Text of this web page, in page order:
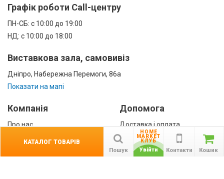
Графік роботи Call-центру
ПН-СБ: с 10:00 до 19:00
НД: с 10:00 до 18:00
Виставкова зала, самовивіз
Дніпро, Набережна Перемоги, 86а
Показати на мапі
Компанія
Про нас
Допомога
Доставка і оплата
Гарантії
Кошик
Контакти
HOME
MARKET
КЛУБ
Увійти
Пошук
КАТАЛОГ ТОВАРІВ